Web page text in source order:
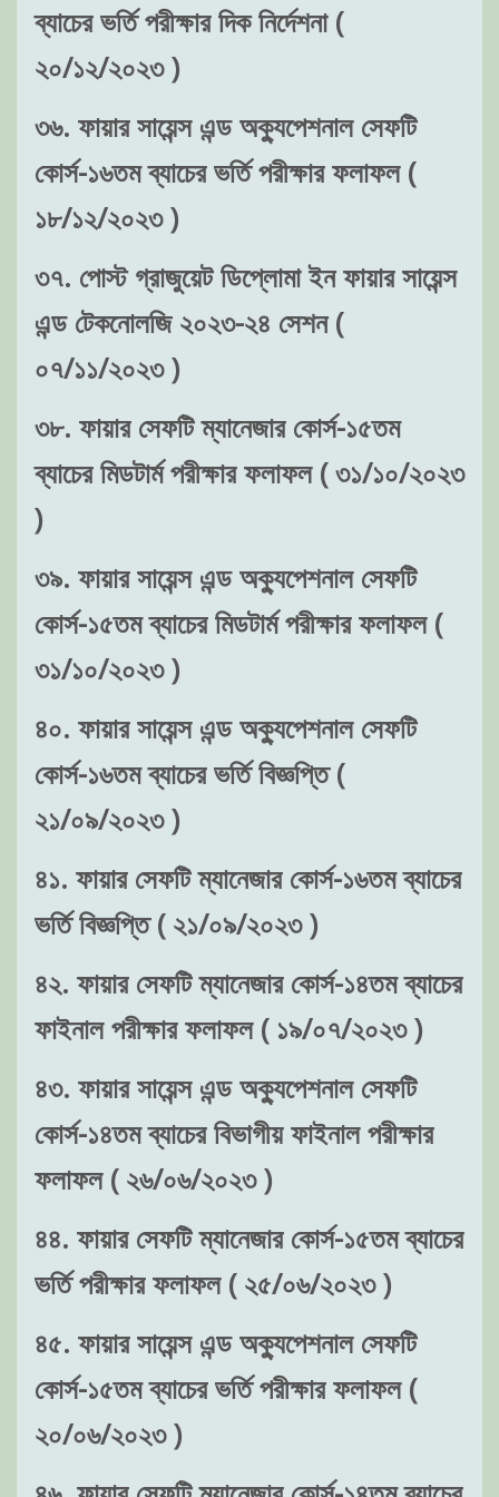
ব্যাচের ভর্তি পরীক্ষার দিক নির্দেশনা (
২০/১২/২০২৩ )
৩৬. ফায়ার সায়েন্স এন্ড অক্যুপেশনাল সেফটি
কোর্স-১৬তম ব্যাচের ভর্তি পরীক্ষার ফলাফল (
১৮/১২/২০২৩ )
৩৭. পোস্ট গ্রাজুয়েট ডিপ্লোমা ইন ফায়ার সায়েন্স
এন্ড টেকনোলজি ২০২৩-২৪ সেশন (
০৭/১১/২০২৩ )
৩৮. ফায়ার সেফটি ম্যানেজার কোর্স-১৫তম
ব্যাচের মিডটার্ম পরীক্ষার ফলাফল ( ৩১/১০/২০২৩
)
৩৯. ফায়ার সায়েন্স এন্ড অক্যুপেশনাল সেফটি
কোর্স-১৫তম ব্যাচের মিডটার্ম পরীক্ষার ফলাফল (
৩১/১০/২০২৩ )
৪০. ফায়ার সায়েন্স এন্ড অক্যুপেশনাল সেফটি
কোর্স-১৬তম ব্যাচের ভর্তি বিজ্ঞপ্তি (
২১/০৯/২০২৩ )
৪১. ফায়ার সেফটি ম্যানেজার কোর্স-১৬তম ব্যাচের
ভর্তি বিজ্ঞপ্তি ( ২১/০৯/২০২৩ )
৪২. ফায়ার সেফটি ম্যানেজার কোর্স-১৪তম ব্যাচের
ফাইনাল পরীক্ষার ফলাফল ( ১৯/০৭/২০২৩ )
৪৩. ফায়ার সায়েন্স এন্ড অক্যুপেশনাল সেফটি
কোর্স-১৪তম ব্যাচের বিভাগীয় ফাইনাল পরীক্ষার
ফলাফল ( ২৬/০৬/২০২৩ )
৪৪. ফায়ার সেফটি ম্যানেজার কোর্স-১৫তম ব্যাচের
ভর্তি পরীক্ষার ফলাফল ( ২৫/০৬/২০২৩ )
৪৫. ফায়ার সায়েন্স এন্ড অক্যুপেশনাল সেফটি
কোর্স-১৫তম ব্যাচের ভর্তি পরীক্ষার ফলাফল (
২০/০৬/২০২৩ )